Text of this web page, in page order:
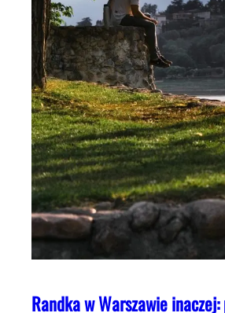
Randka w Warszawie inaczej: